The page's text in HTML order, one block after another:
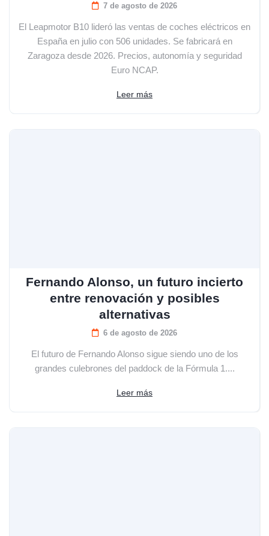
7 de agosto de 2026
El Leapmotor B10 lideró las ventas de coches eléctricos en
España en julio con 506 unidades. Se fabricará en
Zaragoza desde 2026. Precios, autonomía y seguridad
Euro NCAP.
Leer más
Fernando Alonso, un futuro incierto
entre renovación y posibles
alternativas
6 de agosto de 2026
El futuro de Fernando Alonso sigue siendo uno de los
grandes culebrones del paddock de la Fórmula 1....
Leer más